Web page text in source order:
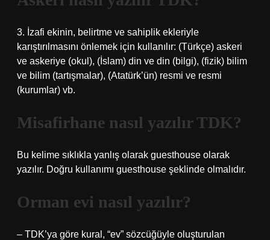
3. İzafi ekinin, belirtme ve sahiplik ekleriyle
karıştırılmasını önlemek için kullanılır: (Türkçe) askeri
ve askeriye (okul), (İslam) din ve din (bilgi), (fizik) bilim
ve bilim (tartışmalar), (Atatürk’ün) resmi ve resmi
(kurumlar) vb.
Misafirhane nasıl yazılır TDK?
Bu kelime sıklıkla yanlış olarak guesthouse olarak
yazılır. Doğru kullanımı guesthouse şeklinde olmalıdır.
Orman evi nasıl yazılır?
– TDK’ya göre kural, “ev” sözcüğüyle oluşturulan